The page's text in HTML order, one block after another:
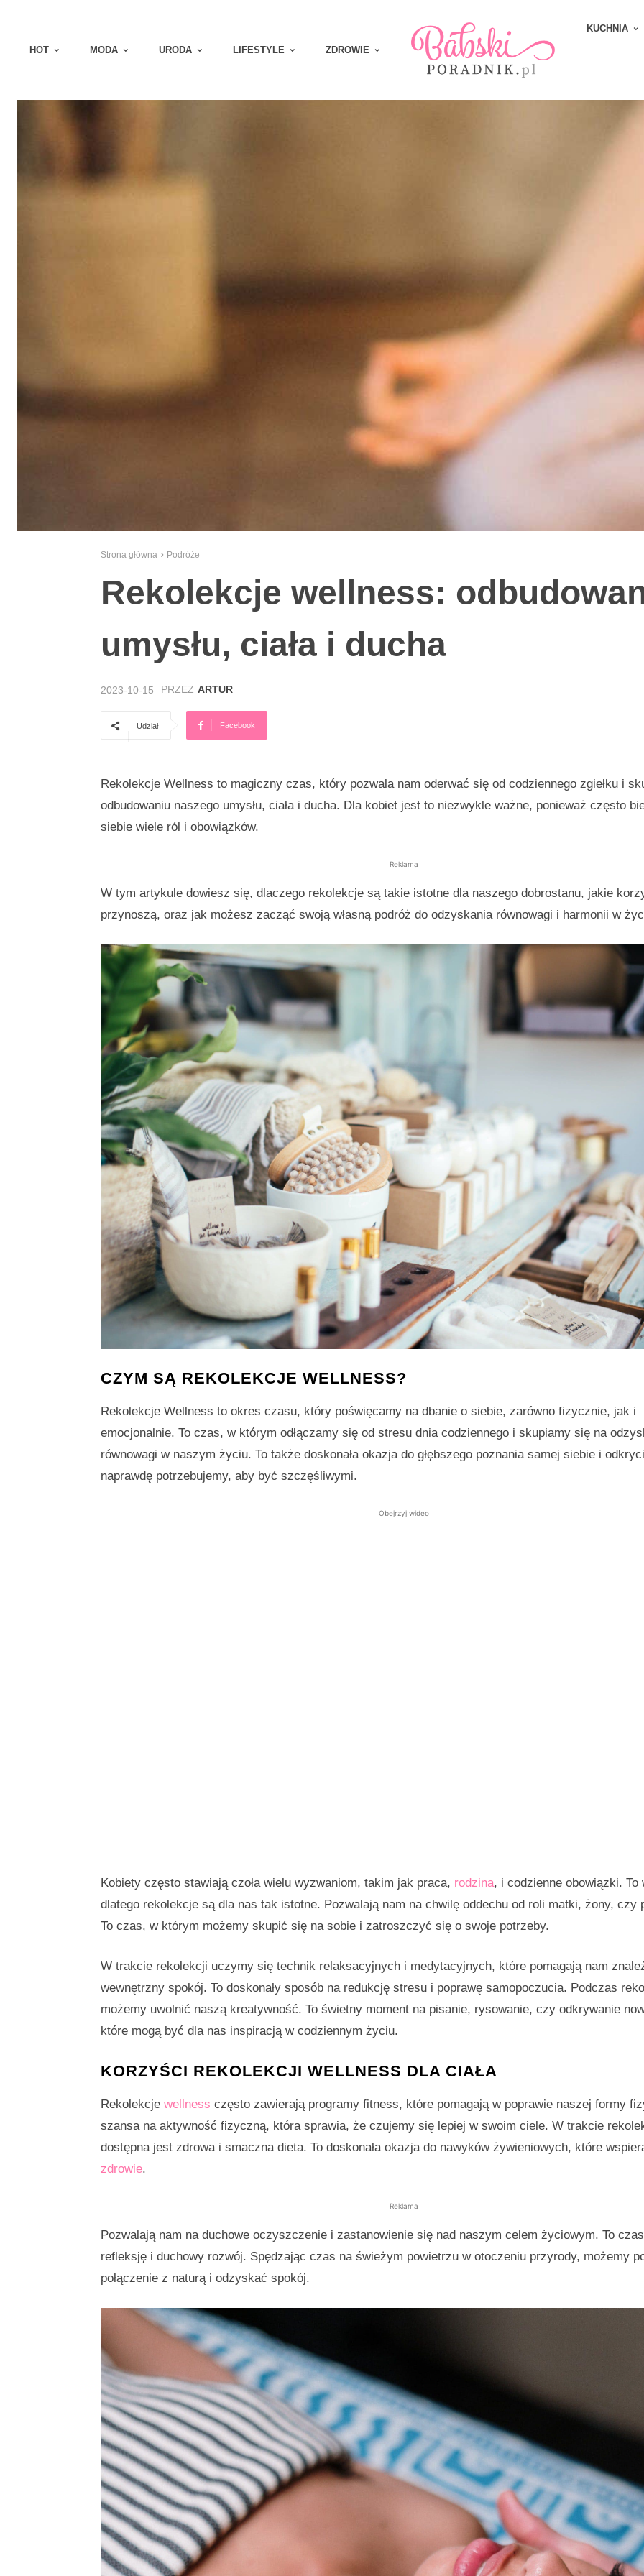
HOT MODA URODA LIFESTYLE ZDROWIE
KUCHNIA
Strona główna Podróże
Rekolekcje wellness:
umysłu, ciała i ducha
2023-10-15 PRZEZ ARTUR
Udział Facebook
Rekolekcje Wellness to magiczny czas, który pozwala nam oderwać się od codziennego zgiełku i
odbudowaniu naszego umysłu, ciała i ducha. Dla kobiet jest to niezwykle ważne, ponieważ często
siebie wiele ról i obowiązków.
Reklama
W tym artykule dowiesz się, dlaczego rekolekcje są takie istotne dla naszego dobrostanu, jakie
przynoszą, oraz jak możesz zacząć swoją własną podróż do odzyskania równowagi i harmonii w
CZYM SĄ REKOLEKCJE WELLNESS?
Rekolekcje Wellness to okres czasu, który poświęcamy na dbanie o siebie, zarówno fizycznie, jak i
emocjonalnie. To czas, w którym odłączamy się od stresu dnia codziennego i skupiamy się na
równowagi w naszym życiu. To także doskonała okazja do głębszego poznania samej siebie i
naprawdę potrzebujemy, aby być szczęśliwymi.
Obejrzyj wideo
Kobiety często stawiają czoła wielu wyzwaniom, takim jak praca, rodzina, i codzienne obowiązki. To
dlatego rekolekcje są dla nas tak istotne. Pozwalają nam na chwilę oddechu od roli matki, żony, czy
To czas, w którym możemy skupić się na sobie i zatroszczyć się o swoje potrzeby.
W trakcie rekolekcji uczymy się technik relaksacyjnych i medytacyjnych, które pomagają nam
wewnętrzny spokój. To doskonały sposób na redukcję stresu i poprawę samopoczucia. Podczas
możemy uwolnić naszą kreatywność. To świetny moment na pisanie, rysowanie, czy odkrywanie
które mogą być dla nas inspiracją w codziennym życiu.
KORZYŚCI REKOLEKCJI WELLNESS DLA CIAŁA
Rekolekcje wellness często zawierają programy fitness, które pomagają w poprawie naszej formy
szansa na aktywność fizyczną, która sprawia, że czujemy się lepiej w swoim ciele. W trakcie
dostępna jest zdrowa i smaczna dieta. To doskonała okazja do nawyków żywieniowych, które
zdrowie.
Reklama
Pozwalają nam na duchowe oczyszczenie i zastanowienie się nad naszym celem życiowym. To
refleksję i duchowy rozwój. Spędzając czas na świeżym powietrzu w otoczeniu przyrody, możemy
połączenie z naturą i odzyskać spokój.